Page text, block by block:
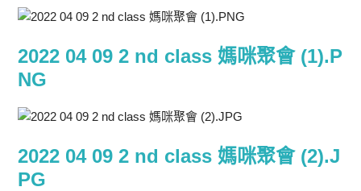
2022 04 09 2 nd class 媽咪聚會 (1).P
NG
2022 04 09 2 nd class 媽咪聚會 (2).J
PG